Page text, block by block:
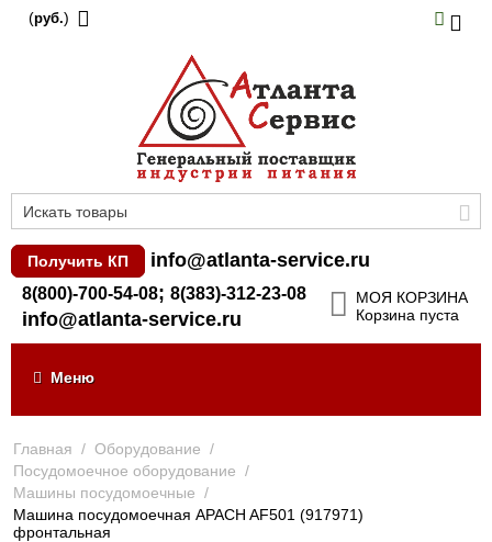
(руб.)
Получить КП info@atlanta-service.ru
8(800)-700-54-08; 8(383)-312-23-08
info@atlanta-service.ru
МОЯ КОРЗИНА
Корзина пуста
Меню
Главная / Оборудование /
Посудомоечное оборудование /
Машины посудомоечные /
Машина посудомоечная APACH AF501 (917971)
фронтальная